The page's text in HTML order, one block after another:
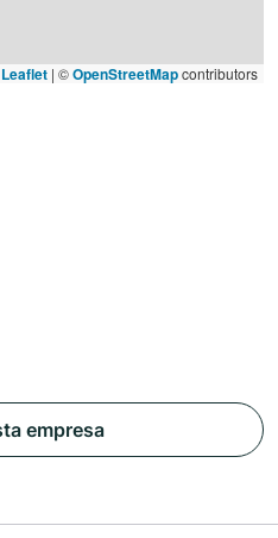
Leaflet | ©OpenStreetMapcontributors
empresa